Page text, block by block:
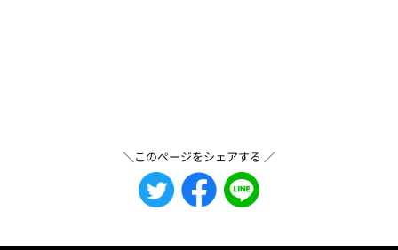
＼このページをシェアする ／